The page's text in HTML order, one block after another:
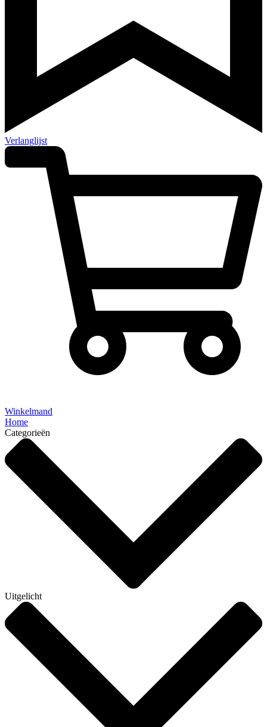
Verlanglijst
Winkelmand
Home
Categorieën
Uitgelicht